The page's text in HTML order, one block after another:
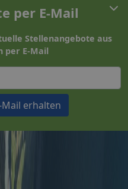
per E-Mail
Stellenangebote aus
per E-Mail
erhalten